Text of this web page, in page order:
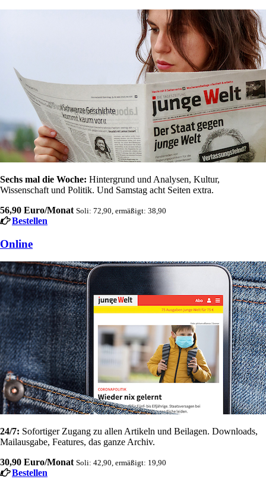
Sechs mal die Woche: Hintergrund und Analysen, Kultur,
Wissenschaft und Politik. Und Samstag acht Seiten extra.
56,90 Euro/Monat Soli: 72,90, ermäßigt: 38,90
Bestellen
Online
24/7: Sofortiger Zugang zu allen Artikeln und Beilagen. Downloads,
Mailausgabe, Features, das ganze Archiv.
30,90 Euro/Monat Soli: 42,90, ermäßigt: 19,90
Bestellen